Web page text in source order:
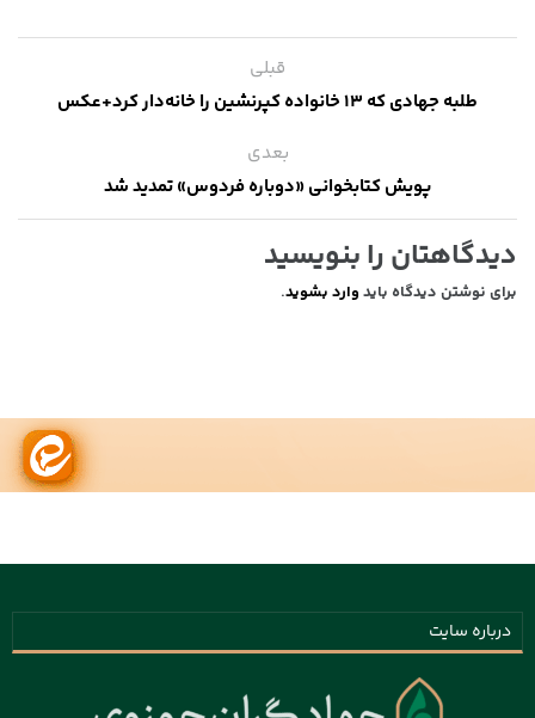
قبلی
طلبه‌ جهادی که ۱۳ خانواده کپرنشین را خانه‌دار کرد+عکس
بعدی
پویش کتابخوانی «دوباره فردوس» تمدید شد
دیدگاهتان را بنویسید
برای نوشتن دیدگاه باید وارد بشوید.
درباره سایت